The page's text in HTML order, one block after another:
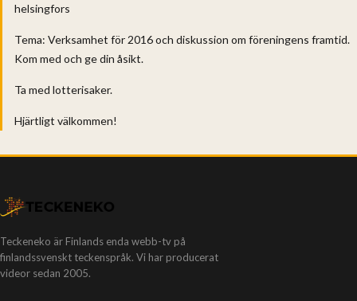
helsingfors
Tema: Verksamhet för 2016 och diskussion om föreningens framtid.
Kom med och ge din åsikt.
Ta med lotterisaker.
Hjärtligt välkommen!
Teckeneko är Finlands enda webb-tv på
finlandssvenskt teckenspråk. Vi har producerat
videor sedan 2005.